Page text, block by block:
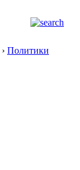
› Политики